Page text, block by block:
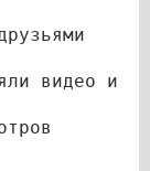
видео и